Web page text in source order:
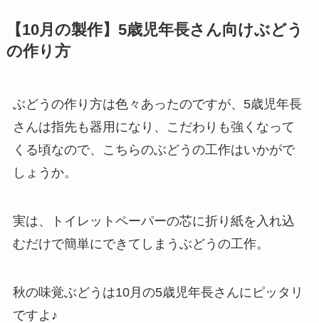
【10月の製作】5歳児年長さん向けぶどう
の作り方
ぶどうの作り方は色々あったのですが、5歳児年長
さんは指先も器用になり、こだわりも強くなって
くる頃なので、こちらのぶどうの工作はいかがで
しょうか。
実は、トイレットペーパーの芯に折り紙を入れ込
むだけで簡単にできてしまうぶどうの工作。
秋の味覚ぶどうは10月の5歳児年長さんにピッタリ
ですよ♪